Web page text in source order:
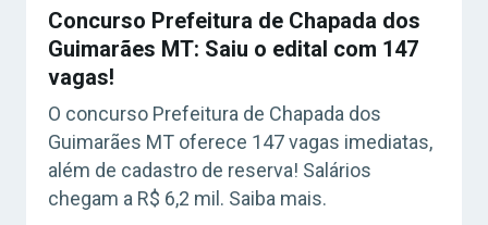
Concurso Prefeitura de Chapada dos
Guimarães MT: Saiu o edital com 147
vagas!
O concurso Prefeitura de Chapada dos
Guimarães MT oferece 147 vagas imediatas,
além de cadastro de reserva! Salários
chegam a R$ 6,2 mil. Saiba mais.